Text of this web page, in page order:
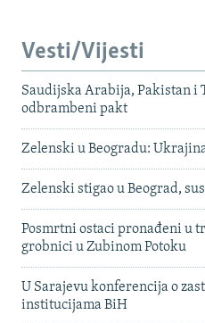
Vesti/Vijesti
Saudijska Arabija, Pakistan i
odbrambeni pakt
Zelenski u Beogradu:
Zelenski stigao u Beograd,
Posmrtni ostaci pronađeni u
grobnici u Zubinom Potoku
U Sarajevu konferencija o
institucijama BiH